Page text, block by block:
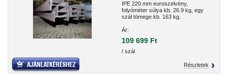
IPE 220 mm euroszelvény,
folyóméter súlya kb. 26.9 kg, egy
szál tömege kb. 163 kg.
Ár:
109 699 Ft
/ szál
Részletek